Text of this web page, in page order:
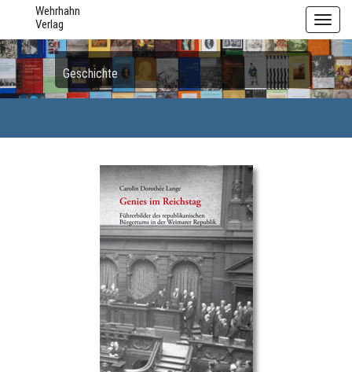
Wehrhahn
Verlag
Geschichte